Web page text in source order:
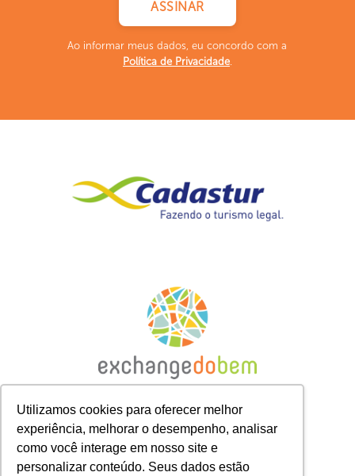
Utilizamos cookies para oferecer melhor
experiência, melhorar o desempenho, analisar
como você interage em nosso site e
personalizar conteúdo. Seus dados estão
Ao informar meus dados, eu concordo com a
Política de Privacidade.